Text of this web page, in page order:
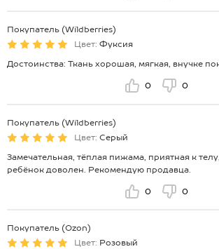
Покупатель (Wildberries)
Цвет: Фуксия
Достоинства: Ткань хорошая, мягкая, внучке
0 0
Покупатель (Wildberries)
Цвет: Серый
Замечательная, тёплая пижама, приятная к
ребёнок доволен. Рекомендую продавца.
0 0
Покупатель (Ozon)
Цвет: Розовый